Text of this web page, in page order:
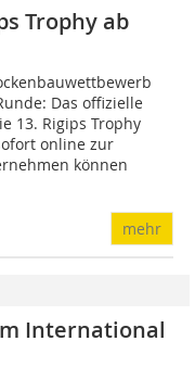
Trophy ab
Das offizielle
13. Rigips Trophy
online zur
können
mehr
International